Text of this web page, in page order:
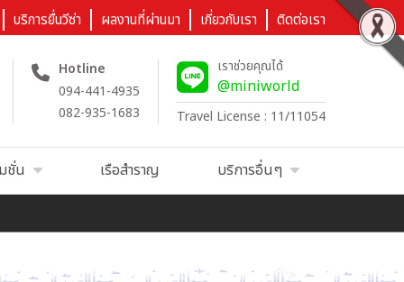
บริการยื่นวีซ่า ผลงานที่ผ่านมา เกี่ยวกับเรา ติดต่อเรา
Hotline
094-441-4935
082-935-1683
เราช่วยคุณได้
@miniworld
Travel License : 11/11054
ชั่น เรือสำราญ บริการอื่นๆ